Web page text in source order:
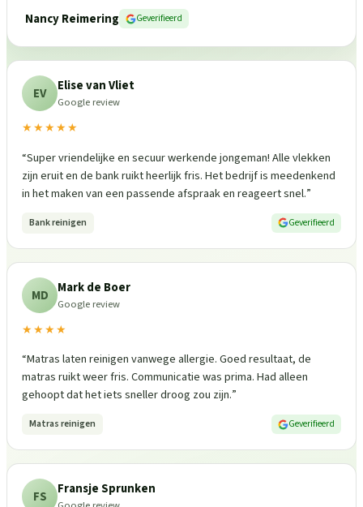
Nancy Reimering
Geverifieerd
EV Elise van Vliet
Google review
★★★★★
“Super vriendelijke en secuur werkende jongeman! Alle vlekken
zijn eruit en de bank ruikt heerlijk fris. Het bedrijf is meedenkend
in het maken van een passende afspraak en reageert snel.”
Bank reinigen Geverifieerd
MD Mark de Boer
Google review
★★★★
“Matras laten reinigen vanwege allergie. Goed resultaat, de
matras ruikt weer fris. Communicatie was prima. Had alleen
gehoopt dat het iets sneller droog zou zijn.”
Matras reinigen Geverifieerd
FS Fransje Sprunken